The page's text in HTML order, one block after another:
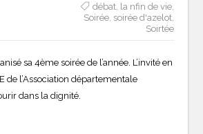
débat, la nfin de vie,
Soirée, soirée d'azelot,
Soirtée
sa 4ème soirée de l’année. L’invité en
de l’Association départementale
dans la dignité.